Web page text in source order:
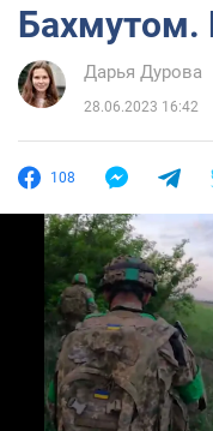
Бахмутом.
Дарья Дурова
28.06.2023 16:42
108